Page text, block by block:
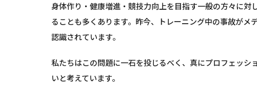
身体作り・健康増進・競技力向上を目指す一般の方々に
ることも多くあります。昨今、トレーニング中の事故が
認識されています。
私たちはこの問題に一石を投じるべく、真にプロフェッ
いと考えています。